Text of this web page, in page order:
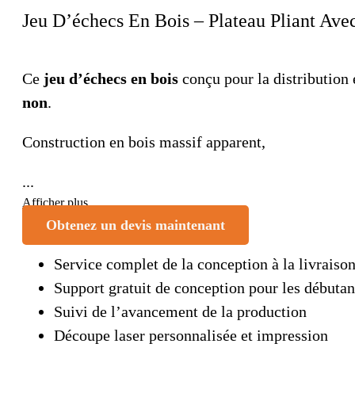
Jeu D’échecs En Bois – Plateau Pliant
Ce jeu d’échecs en bois conçu pour la
non.
Construction en bois massif apparent,
...
Afficher plus
Obtenez un devis maintenant
Service complet de la conception à la livraison
Support gratuit de conception pour les
Suivi de l’avancement de la production
Découpe laser personnalisée et impression